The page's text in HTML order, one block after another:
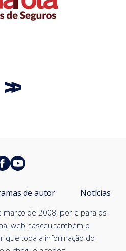
março de 2008, por e para os
web nasceu também o
que toda a informação do
de autor Notícias